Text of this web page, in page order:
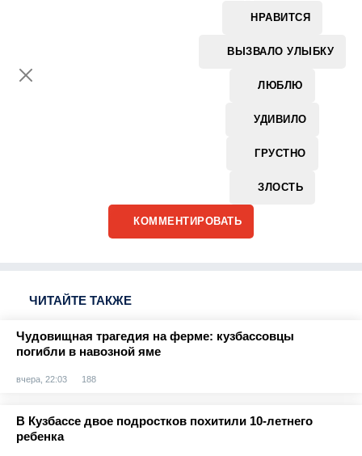
НРАВИТСЯ
ВЫЗВАЛО УЛЫБКУ
ЛЮБЛЮ
УДИВИЛО
ГРУСТНО
ЗЛОСТЬ
КОММЕНТИРОВАТЬ
ЧИТАЙТЕ ТАКЖЕ
Чудовищная трагедия на ферме: кузбассовцы
погибли в навозной яме
вчера, 22:03 188
В Кузбассе двое подростков похитили 10-летнего
ребенка